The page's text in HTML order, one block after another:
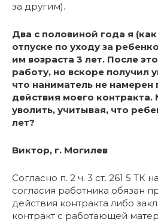
за другим).
Два с половиной года я
отпуске по уходу за
им возраста 3 лет. После
работу, но вскоре получил
что наниматель не намерен
действия моего
уволить, учитывая, что
лет?
Виктор, г. Могилев
Согласно п. 2 ч. 3 ст. 261 5 ТК
согласия работника обязан
действия контракта либо
контракт с работающей